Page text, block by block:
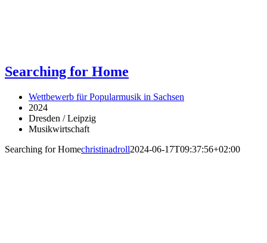
Searching for Home
Wettbewerb für Popularmusik in Sachsen
2024
Dresden / Leipzig
Musikwirtschaft
Searching for Homechristinadroll2024-06-17T09:37:56+02:00